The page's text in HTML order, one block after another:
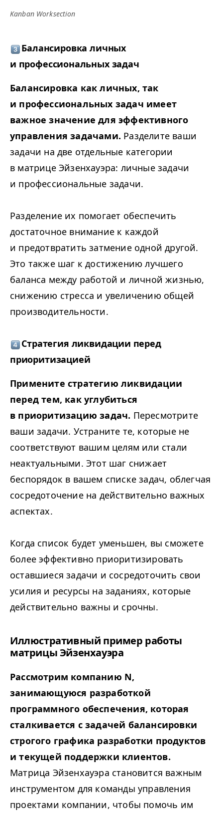
Kan­ban Worksection
Балансировка личных
и профессиональных задач
Балансировка как личных, так
и профессиональных задач имеет
важное значение для эффективного
управления задачами. Разделите ваши
задачи на две отдельные категории
в матрице Эйзенхауэра: личные задачи
и профессиональные задачи.
Разделение их помогает обеспечить
достаточное внимание к каждой
и предотвратить затмение одной другой.
Это также шаг к достижению лучшего
баланса между работой и личной жизнью,
снижению стресса и увеличению общей
производительности.
Стратегия ликвидации перед
приоритизацией
Примените стратегию ликвидации
перед тем, как углубиться
в приоритизацию задач. Пересмотрите
ваши задачи. Устраните те, которые не
соответствуют вашим целям или стали
неактуальными. Этот шаг снижает
беспорядок в вашем списке задач, облегчая
сосредоточение на действительно важных
аспектах.
Когда список будет уменьшен, вы сможете
более эффективно приоритизировать
оставшиеся задачи и сосредоточить свои
усилия и ресурсы на заданиях, которые
действительно важны и срочны.
Иллюстративный пример работы
матрицы Эйзенхауэра
Рассмотрим компанию N,
занимающуюся разработкой
программного обеспечения, которая
сталкивается с задачей балансировки
строгого графика разработки продуктов
и текущей поддержки клиентов.
Матрица Эйзенхауэра становится важным
инструментом для команды управления
проектами компании, чтобы помочь им